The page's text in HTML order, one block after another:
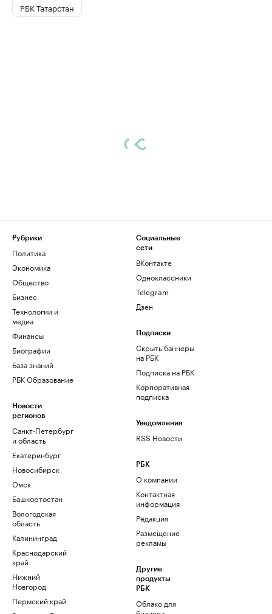
РБК Татарстан
Рубрики
Политика
Экономика
Общество
Бизнес
Технологии и
медиа
Финансы
Биографии
База знаний
РБК Образование
Новости
регионов
Санкт-Петербург
и область
Екатеринбург
Новосибирск
Омск
Башкортостан
Вологодская
область
Калининград
Краснодарский
край
Нижний
Новгород
Пермский край
Социальные
сети
ВКонтакте
Одноклассники
Telegram
Дзен
Подписки
Скрыть баннеры
на РБК
Подписка на РБК
Корпоративная
подписка
Уведомления
RSS Новости
РБК
О компании
Контактная
информация
Редакция
Размещение
рекламы
Другие
продукты
РБК
Облако для